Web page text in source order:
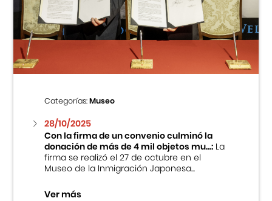
Categorías:Museo
28/10/2025
Con la firma de un convenio culminó la
donación de más de 4 mil objetos mu...:La
firma se realizó el 27 de octubre en el
Museo de la Inmigración Japonesa...
Ver más